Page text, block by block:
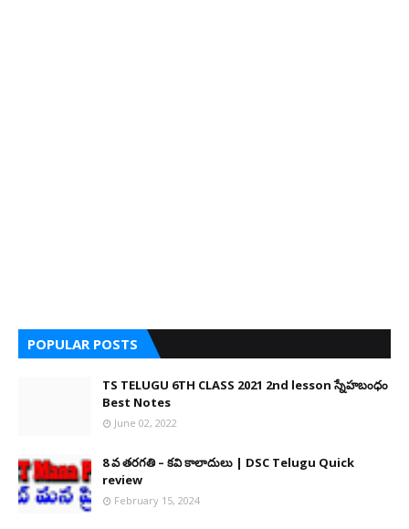
POPULAR POSTS
TS TELUGU 6TH CLASS 2021 2nd lesson స్నేహబంధం
Best Notes
June 02, 2022
8 వ తరగతి – కవి కాలాదులు | DSC Telugu Quick
review
February 15, 2024